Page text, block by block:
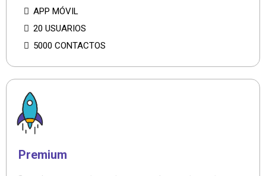
APP MÓVIL
20 USUARIOS
5000 CONTACTOS
Premium